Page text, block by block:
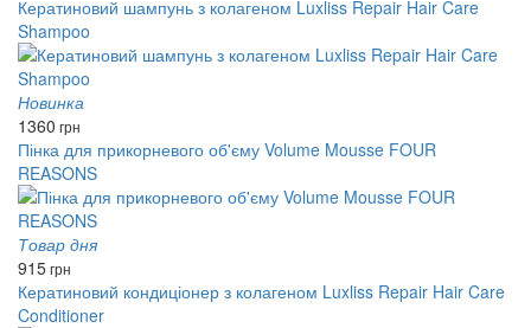
Кератиновий шампунь з колагеном Luxliss Repair Hair Care
Shampoo
Новинка
1360 грн
Пінка для прикорневого об'єму Volume Mousse FOUR
REASONS
Товар дня
915грн
Кератиновий кондиціонер з колагеном Luxliss Repair Hair Care
Conditioner